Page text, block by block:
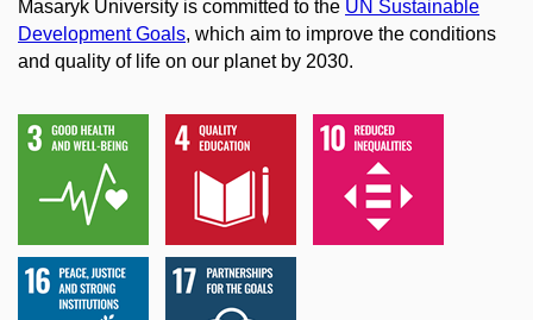
Masaryk University is committed to the UN Sustainable
Development Goals, which aim to improve the conditions
and quality of life on our planet by 2030.